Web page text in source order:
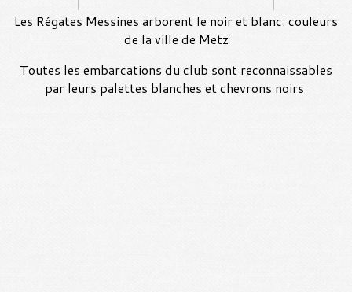
Les Régates Messines arborent le noir et blanc: couleurs
de la ville de Metz
Toutes les embarcations du club sont reconnaissables
par leurs palettes blanches et chevrons noirs